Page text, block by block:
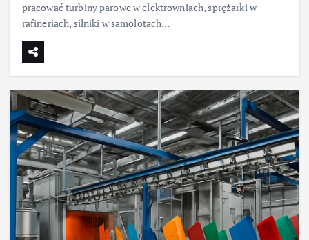
pracować turbiny parowe w elektrowniach, sprężarki w
rafineriach, silniki w samolotach…